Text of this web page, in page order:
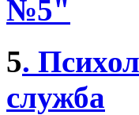
№5"
5.
служба